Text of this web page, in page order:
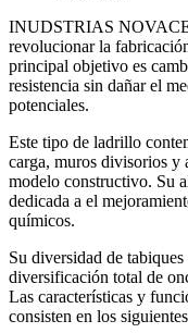
INUDSTRIAS
revolucionar la
principal objetivo es
resistencia sin dañar el
potenciales.
Este tipo de ladrillo
carga, muros divisorios y
modelo constructivo. Su
dedicada a el
químicos.
Su diversidad de
diversificación total de
Las características y
consisten en los